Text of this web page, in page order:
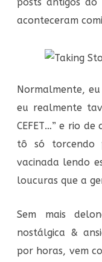
aconteceram
Normalmente,
eu realmente
CEFET…” e rio
tô só torcendo
vacinada lendo
loucuras que a
Sem mais
nostálgica &
por horas, vem